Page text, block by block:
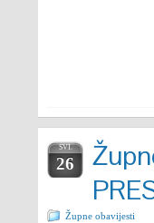
SVI.
26
Župne obavijesti